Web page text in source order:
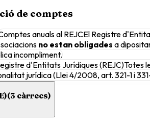
de comptes
anuals al REJCEl Registre
no estan obligades a
incompliment.
d'Entitats Jurídiques (REJC)Totes
jurídica (Llei 4/2008, art. 321-1 i
(3 càrrecs)